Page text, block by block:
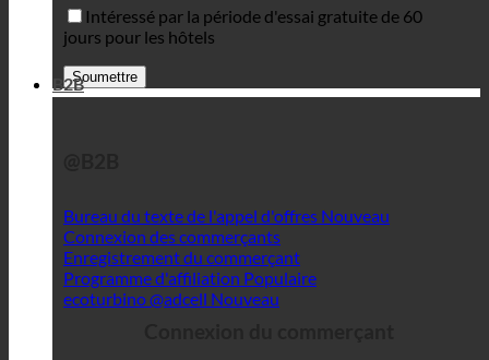
Intéressé par la période d'essai gratuite de 60
jours pour les hôtels
B2B
Bureau du texte de l'appel d'offres
Connexion des commerçants
Enregistrement du commerçant
Programme d'affiliation
ecoturbino @adcell